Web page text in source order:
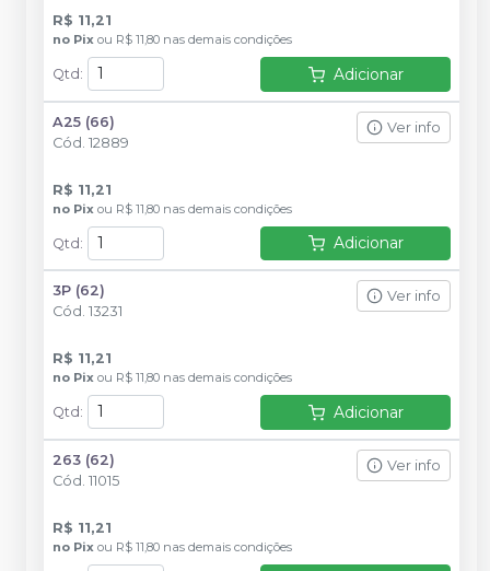
R$ 11,21
no Pix ou R$ 11,80 nas demais condições
Qtd : Adicionar
A25 (66)
Cód. 12889
Ver info
R$ 11,21
no Pix ou R$ 11,80 nas demais condições
Qtd: Adicionar
3P (62)
Cód. 13231
Ver info
R$ 11,21
no Pix ou R$ 11,80 nas demais condições
Qtd : Adicionar
263 (62)
Cód. 11015
Ver info
R$ 11,21
no Pix ou R$ 11,80 nas demais condições